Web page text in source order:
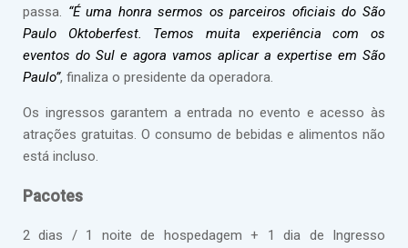
passa. “É uma honra sermos os parceiros oficiais do São
Paulo Oktoberfest. Temos muita experiência com os
eventos do Sul e agora vamos aplicar a expertise em São
Paulo”, finaliza o presidente da operadora.
Os ingressos garantem a entrada no evento e acesso às
atrações gratuitas. O consumo de bebidas e alimentos não
está incluso.
Pacotes
2 dias / 1 noite de hospedagem + 1 dia de Ingresso